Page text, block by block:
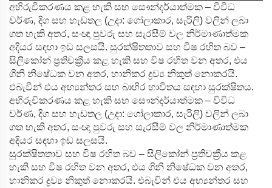
අභිරුචිකරණය කළ හැකි සහ සෞන්දර්යාත්මක – විවිධ
වර්ණ, දිග සහ හැඩතල (උදා: ගෝලාකාර, සැරිලි) වලින් ලබා
ගත හැකි අතර, සංඥා පුවරු සහ සැරසීම් වල නිර්මාණාත්මක
අදියර සඳහා ඉඩ සලසයි. සුරක්ෂිතතාව සහ විෂ රහිත බව –
සිලිකෝන් ප්‍රතිචක්‍රීය කළ හැකි සහ විෂ රහිත වන අතර, එය
ගිනි නිෂේධක වන අතර, හානිකර ද්‍රව්‍ය නිකුත් නොකරයි.
එබැවින් එය අභ්‍යන්තර සහ බාහිර භාවිතය සඳහා සුරක්ෂිතය.
අභිරුචිකරණය කළ හැකි සහ සෞන්දර්යාත්මක – විවිධ
වර්ණ, දිග සහ හැඩතල (උදා: ගෝලාකාර, සැරිලි) වලින් ලබා
ගත හැකි අතර, සංඥා පුවරු සහ සැරසීම් වල නිර්මාණාත්මක
අදියර සඳහා ඉඩ සලසයි.
සුරක්ෂිතතාව සහ විෂ රහිත බව – සිලිකෝන් ප්‍රතිචක්‍රීය කළ
හැකි සහ විෂ රහිත වන අතර, එය ගිනි නිෂේධක වන අතර,
හානිකර ද්‍රව්‍ය නිකුත් නොකරයි. එබැවින් එය අභ්‍යන්තර සහ